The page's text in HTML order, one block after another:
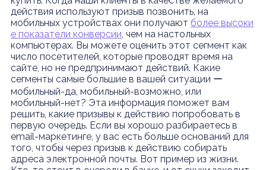
действия используют призыв позвонить, на
мобильных устройствах они получают более высоки
е показатели конверсии, чем на настольных
компьютерах. Вы можете оценить этот сегмент как
число посетителей, которые проводят время на
сайте, но не предпринимают действий. Какие
сегменты самые большие в вашей ситуации ー
мобильный-да, мобильный-возможно, или
мобильный-нет? Эта информация поможет вам
решить, какие призывы к действию попробовать в
первую очередь. Если вы хорошо разбираетесь в
email-маркетинге, у вас есть больше оснований для
того, чтобы через призыв к действию собирать
адреса электронной почты. Вот пример из жизни.